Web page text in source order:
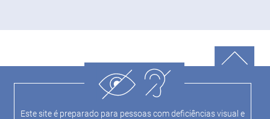
Este site é preparado para pessoas com deficiências visual e